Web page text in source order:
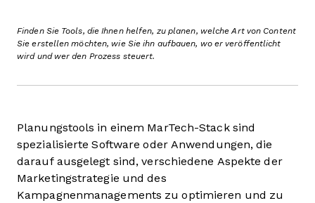
Finden Sie Tools, die Ihnen helfen, zu planen, welche Art von Content
Sie erstellen möchten, wie Sie ihn aufbauen, wo er veröffentlicht
wird und wer den Prozess steuert.
Planungstools in einem MarTech-Stack sind
spezialisierte Software oder Anwendungen, die
darauf ausgelegt sind, verschiedene Aspekte der
Marketingstrategie und des
Kampagnenmanagements zu optimieren und zu